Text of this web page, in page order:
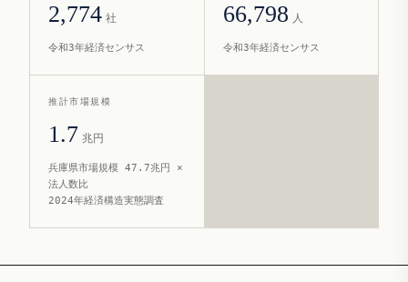
2,774 社
令和3年経済センサス
66,798 人
令和3年経済センサス
推計市場規模
1.7 兆円
兵庫県市場規模 47.7兆円 ×
法人数比
2024年経済構造実態調査